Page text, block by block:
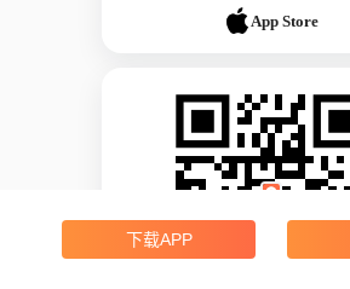
App Store
下载APP